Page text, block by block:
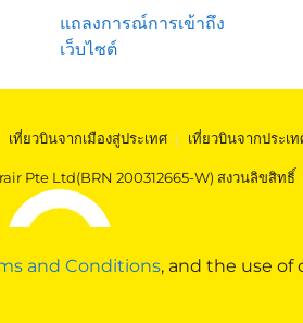
and Conditions, and the use of
แถลงการณ์การเข้าถึง
เว็บไซต์
เที่ยวบินจากเมืองสู่ประเทศ | เที่ยวบินจากประเท
Pte Ltd(BRN 200312665-W) สงวนลิขสิทธิ์